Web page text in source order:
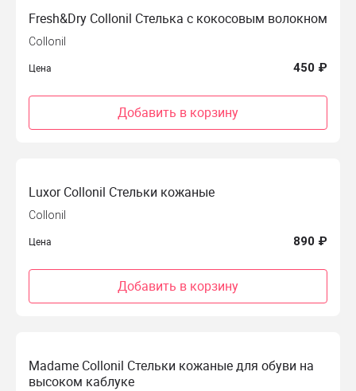
Fresh&Dry Collonil Стелька с кокосовым волокном
Collonil
Цена 450 ₽
Добавить в корзину
Luxor Collonil Стельки кожаные
Collonil
Цена 890 ₽
Добавить в корзину
Madame Collonil Стельки кожаные для обуви на
высоком каблуке